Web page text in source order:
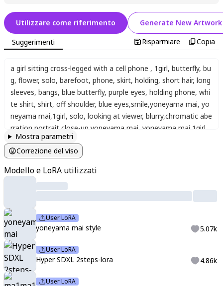
Utilizzare come riferimento Generate New Artwork
Suggerimenti Risparmiare Copia
a girl sitting cross-legged with a cell phone , 1girl, butterfly, bu
g, flower, solo, barefoot, phone, skirt, holding, short hair, long
sleeves, bangs, blue butterfly, purple eyes, holding phone, whi
te shirt, shirt, off shoulder, blue eyes,smile,yoneyama mai, yo
neyama mai,1girl, solo, looking at viewer, blurry,chromatic abe
rration portrait close-up yoneyama mai yoneyama mai 1girl
solo, looking at viewer
ose-up,xxx667_illu
Mostra parametri
Correzione del viso
Modello e LoRA utilizzati
User LoRA
yoneyama mai style 5.07k
User LoRA
Hyper SDXL 2steps-lora 4.86k
User LoRA